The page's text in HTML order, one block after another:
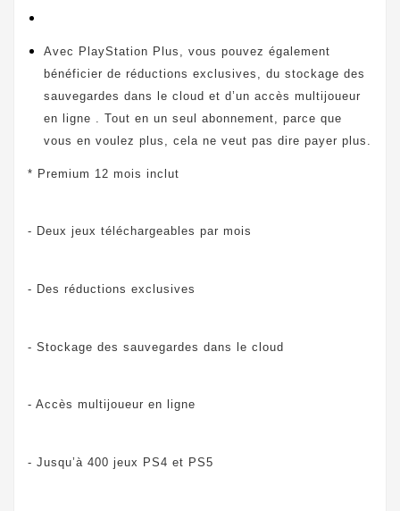
Avec PlayStation Plus, vous pouvez également
bénéficier de réductions exclusives, du stockage des
sauvegardes dans le cloud et d’un accès multijoueur
en ligne . Tout en un seul abonnement, parce que
vous en voulez plus, cela ne veut pas dire payer plus.
* Premium 12 mois inclut
- Deux jeux téléchargeables par mois
- Des réductions exclusives
- Stockage des sauvegardes dans le cloud
- Accès multijoueur en ligne
- Jusqu’à 400 jeux PS4 et PS5